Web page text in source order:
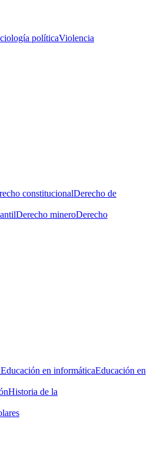
políticaViolencia
constitucionalDerecho de
Derecho mineroDerecho
Educación en informáticaEducación en
Historia de la